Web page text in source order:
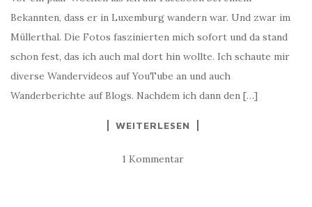
Bekannten, dass er in Luxemburg wandern war. Und zwar im
Müllerthal. Die Fotos faszinierten mich sofort und da stand
schon fest, das ich auch mal dort hin wollte. Ich schaute mir
diverse Wandervideos auf YouTube an und auch
Wanderberichte auf Blogs. Nachdem ich dann den […]
WEITERLESEN
1 Kommentar